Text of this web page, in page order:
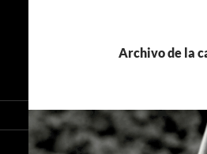
Archivo de la